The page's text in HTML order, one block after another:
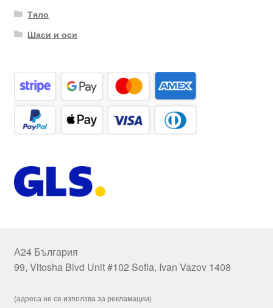
Тяло
Шаси и оси
А24 България
99, Vitosha Blvd Unit #102 Sofia, Ivan Vazov 1408
(адреса не се използва за рекламации)